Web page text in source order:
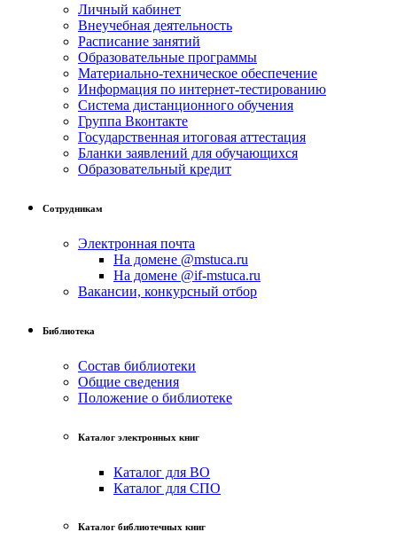
Личный кабинет
Внеучебная деятельность
Расписание занятий
Образовательные программы
Материально-техническое обеспечение
Информация по интернет-тестированию
Система дистанционного обучения
Группа Вконтакте
Государственная итоговая аттестация
Бланки заявлений для обучающихся
Образовательный кредит
Сотрудникам
Электронная почта
На домене @mstuca.ru
На домене @if-mstuca.ru
Вакансии, конкурсный отбор
Библиотека
Состав библиотеки
Общие сведения
Положение о библиотеке
Каталог электронных книг
Каталог для ВО
Каталог для СПО
Каталог библиотечных книг